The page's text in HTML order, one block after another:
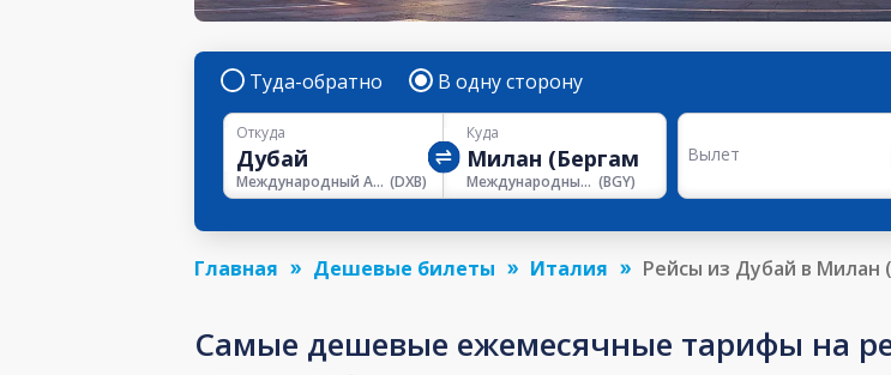
Туда-обратно В одну сторону
Откуда
Международный Аэропорт Дубая (DXB)
Куда
Международный Аэропорт Милан-Бергамо (BGY)
Вылет
Главная Дешевые билеты Италия Рейсы из Дубай в Милан
Самые дешевые ежемесячные тарифы на